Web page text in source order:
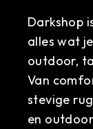
Darkshop
alles wat
outdoor,
Van
stevige
en